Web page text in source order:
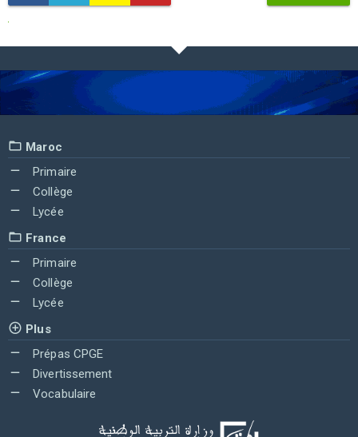
Maroc
Primaire
Collège
Lycée
France
Primaire
Collège
Lycée
Plus
Prépas CPGE
Divertissement
Vocabulaire